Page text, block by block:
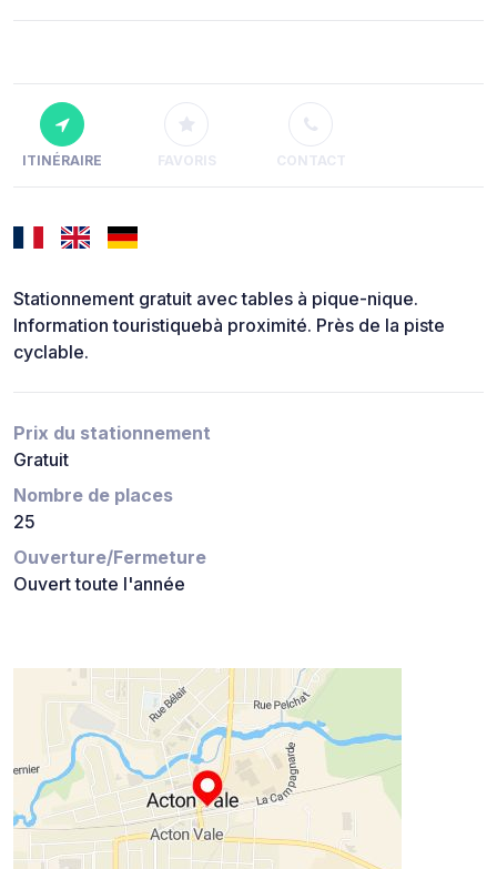
ITINÉRAIRE FAVORIS CONTACT
Stationnement gratuit avec tables à pique-nique.
Information touristiquebà proximité. Près de la piste
cyclable.
Prix du stationnement
Gratuit
Nombre de places
25
Ouverture/Fermeture
Ouvert toute l'année